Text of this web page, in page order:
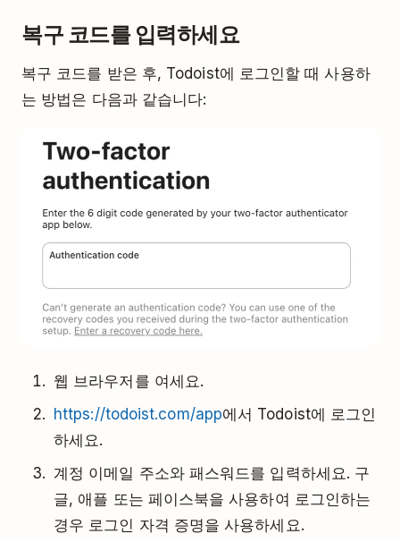
복구 코드를 입력하세요
복구 코드를 받은 후, Todoist에 로그인할 때 사용하
는 방법은 다음과 같습니다:
웹 브라우저를 여세요.
https://todoist.com/app에서 Todoist에 로그인
하세요.
계정 이메일 주소와 패스워드를 입력하세요. 구
글, 애플 또는 페이스북을 사용하여 로그인하는
경우 로그인 자격 증명을 사용하세요.